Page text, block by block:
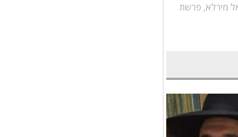
מירלא, פרשת